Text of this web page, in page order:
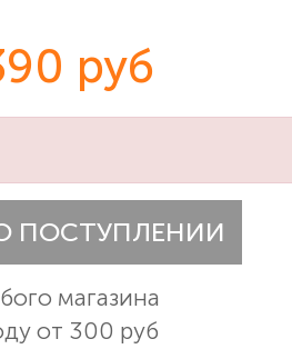
руб
ПОСТУПЛЕНИИ
магазина
от 300 руб